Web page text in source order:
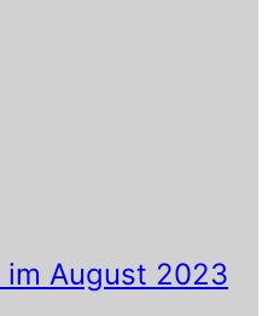
im August 2023